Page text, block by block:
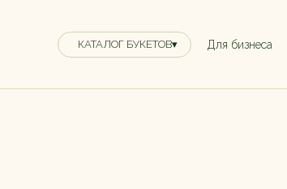
КАТАЛОГ БУКЕТОВ▾ Для бизнеса